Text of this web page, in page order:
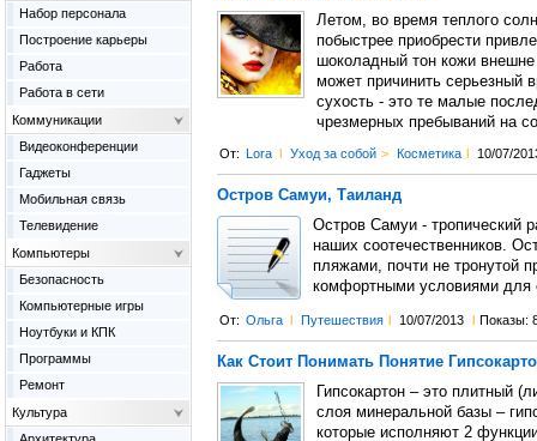
Летом, во время теплого
побыстрее приобрести
шоколадный тон кожи внешне
может причинить серьезный
сухость - это те малые
чрезмерных пребываний на
От: Lora l Уход за собой > Косметика l 10/07/
Остров Самуи, Таиланд
Остров Самуи - тропический
наших соотечественников.
пляжами, почти не тронутой
комфортными условиями для
От: Ольга l Путешествия l 10/07/2013 l Показы:
Как Стоит Понимать Понятие
Гипсокартон – это плитный
слоя минеральной базы –
которые исполняют 2
Набор персонала
Построение карьеры
Работа
Работа в сети
Коммуникации
Видеоконференции
Гаджеты
Мобильная связь
Телевидение
Компьютеры
Безопасность
Компьютерные игры
Ноутбуки и КПК
Программы
Ремонт
Культура
Архитектура